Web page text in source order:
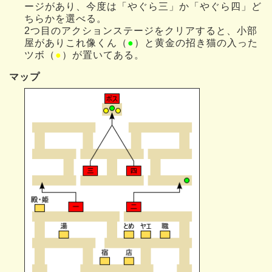
ージがあり、今度は「やぐら三」か「やぐら四」ど
ちらかを選べる。
2つ目のアクションステージをクリアすると、小部
屋がありこれ像くん（ ● ）と黄金の招き猫の入った
ツボ（ ● ）が置いてある。
マップ